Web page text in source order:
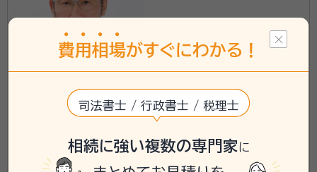
大阪府吹田市に対応可能
地下鉄大阪メトロ御堂筋線・中央線「本町駅」１５番出口
ィービル６階御堂筋センターオフィス２３号室
\「いい相続」にてご相談を承ります/
費用 相場がすぐにわかる！
司法書士 / 行政書士 / 税理士
相続に強い複数の専門家に